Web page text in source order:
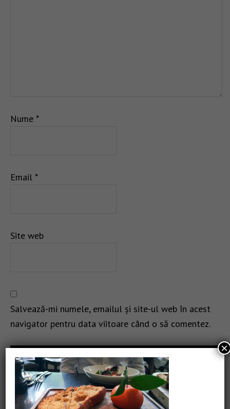
Nume *
Email *
Site web
Salvează-mi numele, emailul și site-ul web în acest
navigator pentru data viitoare când o să comentez.
CAUTARE
×